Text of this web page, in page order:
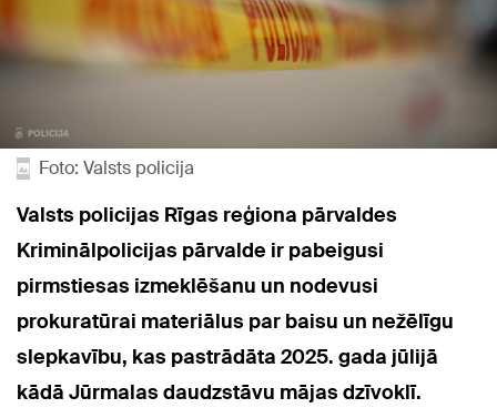
Foto: Valsts policija
Valsts policijas Rīgas reģiona pārvaldes
Kriminālpolicijas pārvalde ir pabeigusi
pirmstiesas izmeklēšanu un nodevusi
prokuratūrai materiālus par baisu un nežēlīgu
slepkavību, kas pastrādāta 2025. gada jūlijā
kādā Jūrmalas daudzstāvu mājas dzīvoklī.